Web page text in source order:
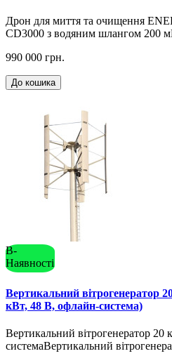
Дрон для миття та очищення
CD3000 з водяним шлангом 200
990 000 грн.
До кошика
В-
Наявності
Вертикальний вітрогенератор
кВт, 48 В, офлайн-система)
Вертикальний вітрогенератор
системаВертикальний